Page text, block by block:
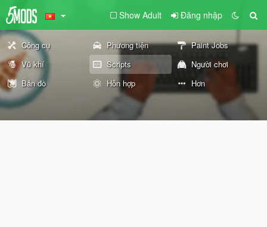
Show Adult Đăng nhập
Công cụ Phương tiện
Paint Jobs
Vũ khí
Scripts
Người chơi
Bản đồ
Hỗn hợp Hơn